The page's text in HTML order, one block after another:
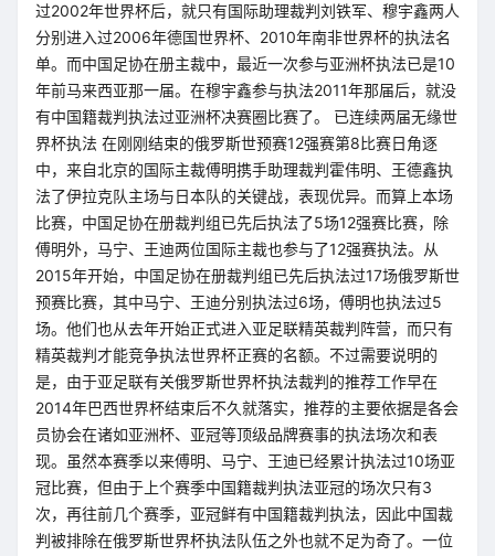
过2002年世界杯后，就只有国际助理裁判刘铁军、穆宇鑫两人
分别进入过2006年德国世界杯、2010年南非世界杯的执法名
单。而中国足协在册主裁中，最近一次参与亚洲杯执法已是10
年前马来西亚那一届。在穆宇鑫参与执法2011年那届后，就没
有中国籍裁判执法过亚洲杯决赛圈比赛了。 已连续两届无缘世
界杯执法 在刚刚结束的俄罗斯世预赛12强赛第8比赛日角逐
中，来自北京的国际主裁傅明携手助理裁判霍伟明、王德鑫执
法了伊拉克队主场与日本队的关键战，表现优异。而算上本场
比赛，中国足协在册裁判组已先后执法了5场12强赛比赛，除
傅明外，马宁、王迪两位国际主裁也参与了12强赛执法。从
2015年开始，中国足协在册裁判组已先后执法过17场俄罗斯世
预赛比赛，其中马宁、王迪分别执法过6场，傅明也执法过5
场。他们也从去年开始正式进入亚足联精英裁判阵营，而只有
精英裁判才能竞争执法世界杯正赛的名额。不过需要说明的
是，由于亚足联有关俄罗斯世界杯执法裁判的推荐工作早在
2014年巴西世界杯结束后不久就落实，推荐的主要依据是各会
员协会在诸如亚洲杯、亚冠等顶级品牌赛事的执法场次和表
现。虽然本赛季以来傅明、马宁、王迪已经累计执法过10场亚
冠比赛，但由于上个赛季中国籍裁判执法亚冠的场次只有3
次，再往前几个赛季，亚冠鲜有中国籍裁判执法，因此中国裁
判被排除在俄罗斯世界杯执法队伍之外也就不足为奇了。一位